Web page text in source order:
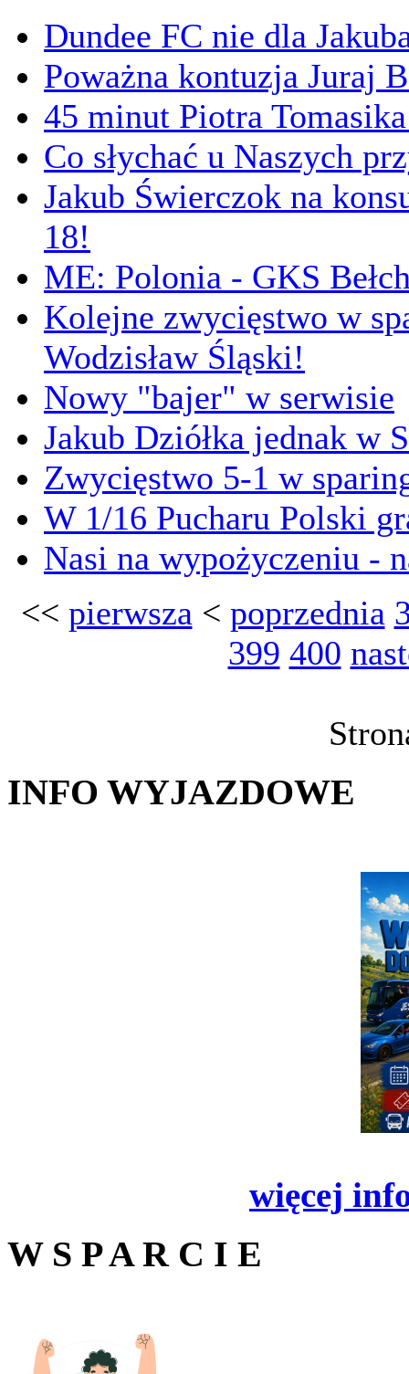
Dundee FC nie dla
Poważna kontuzja Juraj
45 minut Piotra
Co słychać u Naszych
Jakub Świerczok na
18!
ME: Polonia - GKS
Kolejne zwycięstwo w
Wodzisław Śląski!
Nowy "bajer" w serwisie
Jakub Dziółka jednak w
Zwycięstwo 5-1 w
W 1/16 Pucharu Polski
Nasi na wypożyczeniu -
<< pierwsza < poprzednia
399 400
INFO WYJAZDOWE
więcej
W S P A R C I E